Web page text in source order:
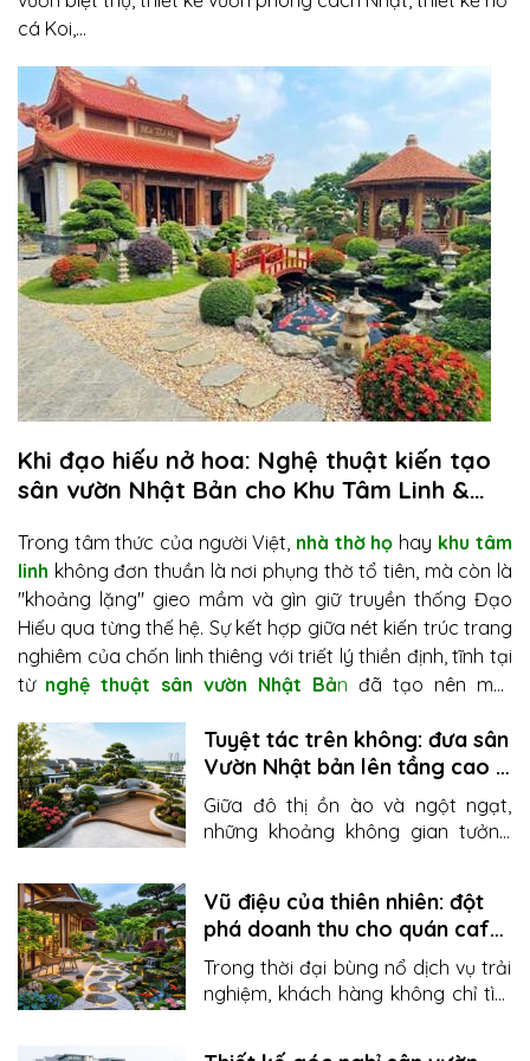
cá Koi,…
Khi đạo hiếu nở hoa: Nghệ thuật kiến tạo
sân vườn Nhật Bản cho Khu Tâm Linh &
Trong tâm thức của người Việt, nhà thờ họ hay khu tâm
linh không đơn thuần là nơi phụng thờ tổ tiên, mà còn là
"khoảng lặng" gieo mầm và gìn giữ truyền thống Đạo
Hiếu qua từng thế hệ. Sự kết hợp giữa nét kiến trúc trang
nghiêm của chốn linh thiêng với triết lý thiền định, tĩnh tại
từ nghệ thuật sân vườn Nhật Bản đã tạo nên một
sự am tường sâu sắc về văn hóa Á Đông,Sơn Kim Việt
Namtự hào kiến tạo nên những công trình cảnh quan
tâm linhmang dấu ấn riêng – nơi từng phiến đá, dòng
nước, cành tùng đều kể lại câu chuyện lòng biết ơn chân
thành và trường tồn cùng thời gian.
Tuyệt tác trên không: đưa sân
Vườn Nhật bản lên tầng cao -
xu hướng "xanh" đánh thức
mọi tổ ấm
Giữa đô thị ồn ào và ngột ngạt,
những khoảng không gian tưởng
là "chìa khóa vàng" mở ra thiên
đường thư giãn. Với giải phápthiết
kế sân vườn Nhật Bảntrên tầng
cao từ Sơn Kim Việt Nam, mọi quỹ
Vũ điệu của thiên nhiên: đột
phá doanh thu cho quán cafe
& resort nhờ kiến trúc sân
vườn đẳng cấp
Trong thời đại bùng nổ dịch vụ trải
nghiệm, khách hàng không chỉ tìm